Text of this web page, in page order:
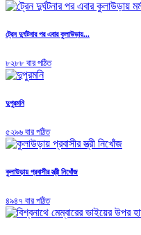
ট্রেন দুর্ঘটনার পর এবার কুলাউড়ায়...
৮২৮৮ বার পঠিত
দুপুরমনি
৫২৯৬ বার পঠিত
কুলাউড়ায় প্রবাসীর স্ত্রী নিখোঁজ
৪৯৪৭ বার পঠিত